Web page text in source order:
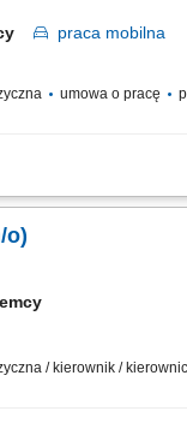
praca mobilna
umowa o pracę
(ciągnik +
o)
/ kierownik /